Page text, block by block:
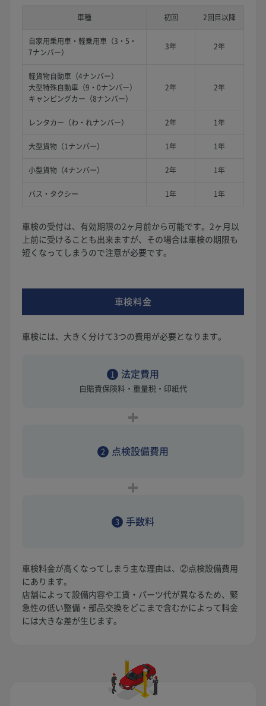
車種 初回 2回目以降
自家用乗用車・軽乗用車（3・5・
7ナンバー）
3年 2年
軽貨物自動車（4ナンバー）
大型特殊自動車（9・0ナンバー）
キャンピングカー（8ナンバー）
2年 2年
レンタカー（わ・れナンバー） 2年 1年
大型貨物（1ナンバー） 1年 1年
小型貨物（4ナンバー） 2年 1年
バス・タクシー 1年 1年
車検の受付は、有効期限の2ヶ月前から可能です。2ヶ月以
上前に受けることも出来ますが、その場合は車検の期限も
短くなってしまうので注意が必要です。
車検料金
車検には、大きく分けて3つの費用が必要となります。
1 法定費用
自賠責保険料・重量税・印紙代
2 点検設備費用
3 手数料
車検料金が高くなってしまう主な理由は、②点検設備費用
にあります。
店舗によって設備内容や工賃・パーツ代が異なるため、緊
急性の低い整備・部品交換をどこまで含むかによって料金
には大きな差が生じます。